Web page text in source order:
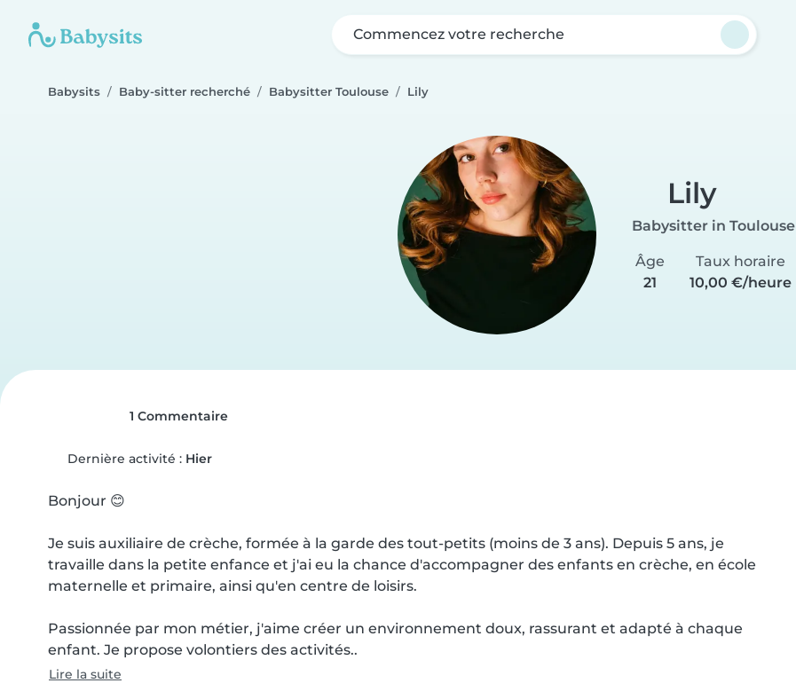
Commencez votre recherche
Babysits Baby-sitter recherché Babysitter Toulouse Lily
Lily
Babysitter in Toulouse
Âge
21
Taux horaire
10,00 €/heure
1 Commentaire
Dernière activité : Hier
Bonjour 😊
Je suis auxiliaire de crèche, formée à la garde des tout-petits (moins de 3 ans). Depuis 5 ans, je
travaille dans la petite enfance et j'ai eu la chance d'accompagner des enfants en crèche, en école
maternelle et primaire, ainsi qu'en centre de loisirs.
Passionnée par mon métier, j'aime créer un environnement doux, rassurant et adapté à chaque
enfant. Je propose volontiers des activités..
Lire la suite